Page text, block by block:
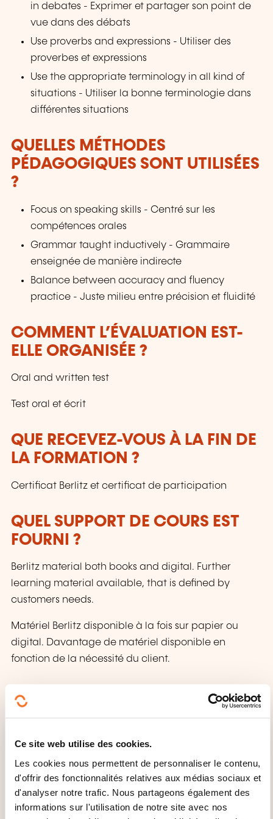
Ce site web utilise des cookies.
Les cookies nous permettent de personnaliser le contenu,
d'offrir des fonctionnalités relatives aux médias sociaux et
d'analyser notre trafic. Nous partageons également des
informations sur l'utilisation de notre site avec nos
in debates - Exprimer et partager son point de
vue dans des débats
Use proverbs and expressions - Utiliser des
proverbes et expressions
Use the appropriate terminology in all kind of
situations - Utiliser la bonne terminologie dans
différentes situations
QUELLES MÉTHODES
PÉDAGOGIQUES SONT UTILISÉES
?
Focus on speaking skills - Centré sur les
compétences orales
Grammar taught inductively - Grammaire
enseignée de manière indirecte
Balance between accuracy and fluency
practice - Juste milieu entre précision et fluidité
COMMENT L’ÉVALUATION EST-
ELLE ORGANISÉE ?
Oral and written test
Test oral et écrit
QUE RECEVEZ-VOUS À LA FIN DE
LA FORMATION ?
Certificat Berlitz et certificat de participation
QUEL SUPPORT DE COURS EST
FOURNI ?
Berlitz material both books and digital. Further
learning material available, that is defined by
customers needs.
Matériel Berlitz disponible à la fois sur papier ou
digital. Davantage de matériel disponible en
fonction de la nécessité du client.
MODE D'ORGANISATION
Groups of minimum 4 and maximum 8 people.
Groupes de 4 à 8 personnes. Cours individuel
également.
CECRL - NIVEAU B2: DE QUOI